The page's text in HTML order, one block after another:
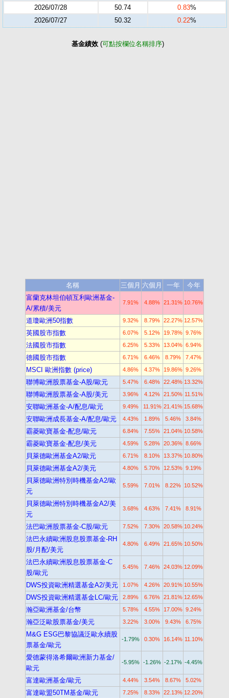
2026/07/28 50.74 0.83%
2026/07/27
50.32 0.22%
基金績效(可點按欄位名稱排序)
名稱 三個月 六個月 一年
今年
富蘭克林坦伯頓互利歐洲基金-
A/累積/美元
7.91% 4.88% 21.31% 10.76%
道瓊歐洲50指數 9.32% 8.79% 22.27% 12.57%
英國股市指數 6.07% 5.12% 19.78% 9.76%
法國股市指數 6.25% 5.33% 13.04% 6.94%
德國股市指數 6.71% 6.46% 8.79% 7.47%
MSCI 歐洲指數 (price) 4.86% 4.37% 19.86% 9.26%
聯博歐洲股票基金-A股/歐元 5.47% 6.48% 22.48% 13.32%
聯博歐洲股票基金-A股/美元 3.96% 4.12% 21.50% 11.51%
安聯歐洲基金-A/配息/歐元 9.49% 11.91% 21.41% 15.68%
安聯歐洲成長基金-A/配息/歐元 4.43% 1.89% 5.46% 3.84%
霸菱歐寶基金-配息/歐元 6.84% 7.55% 21.04% 10.58%
霸菱歐寶基金-配息/美元 4.59% 5.28% 20.36% 8.66%
貝萊德歐洲基金A2/歐元 6.71% 8.10% 13.37% 10.80%
貝萊德歐洲基金A2/美元 4.80% 5.70% 12.53% 9.19%
貝萊德歐洲特別時機基金A2/歐
元
5.59% 7.01% 8.22% 10.52%
貝萊德歐洲特別時機基金A2/美
元
3.68% 4.63% 7.41% 8.91%
法巴歐洲股票基金-C股/歐元 7.52% 7.30% 20.58% 10.24%
法巴永續歐洲股息股票基金-RH
股/月配/美元
4.80% 6.49% 21.65% 10.50%
法巴永續歐洲股息股票基金-C
股/歐元
5.45% 7.46% 24.03% 12.09%
DWS投資歐洲精選基金A2/美元 1.07% 4.26% 20.91% 10.55%
DWS投資歐洲精選基金LC/歐元 2.89% 6.76% 21.81% 12.65%
瀚亞歐洲基金/台幣 5.78% 4.55% 17.00% 9.24%
瀚亞泛歐股票基金/美元 3.22% 3.00% 9.43% 6.75%
M&G ESG巴黎協議泛歐永續股
票基金/歐元
-1.79% 0.30% 16.14% 11.10%
愛德蒙得洛希爾歐洲新力基金/
歐元
-5.95% -1.26% -2.17% -4.45%
富達歐洲基金/歐元 4.44% 3.54% 8.67% 5.02%
富達歐盟50TM基金/歐元 7.25% 8.33% 22.13% 12.20%